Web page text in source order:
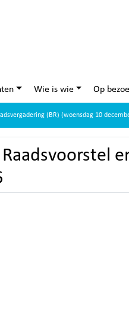
Wie is wie Op
(BR) (woensdag 10